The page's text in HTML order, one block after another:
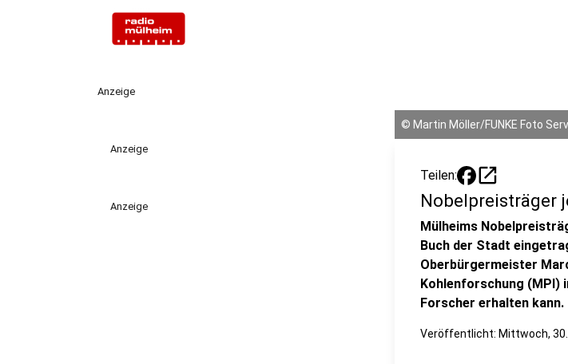
Anzeige
Anzeige
Anzeige
© Martin Möller/FUNKE Foto
Teilen: open_in_new
Nobelpreisträger
Mülheims
Buch der Stadt
Oberbürgermeister
Kohlenforschung (MPI)
Forscher erhalten kann.
Veröffentlicht: Mittwoch,